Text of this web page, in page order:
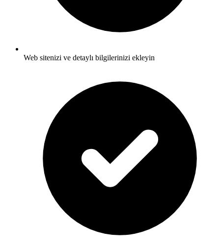
Web sitenizi ve detaylı bilgilerinizi ekleyin